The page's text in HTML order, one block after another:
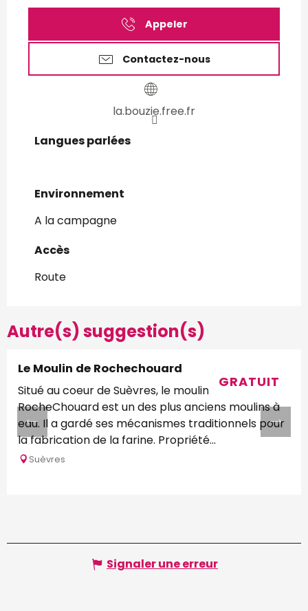
Appeler
Contactez-nous
la.bouzie.free.fr
Langues parlées
Langues parlées
Environnement
Environnement
A la campagne
Accès
Accès
Route
Autre(s) suggestion(s)
GRATUIT
Le Moulin de Rochechouard
Situé au coeur de Suèvres, le moulin de
RocheChouard est un des plus anciens moulins à
eau. Il a gardé ses mécanismes traditionnels pour
la fabrication de la farine. Propriété...
Suèvres
Signaler une erreur